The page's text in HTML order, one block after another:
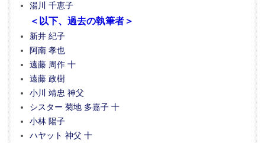
湯川 千恵子
＜以下、過去の執筆者＞
新井 紀子
阿南 孝也
遠藤 周作 十
遠藤 政樹
小川 靖忠 神父
シスター 菊地 多嘉子 十
小林 陽子
ハヤット 神父 十